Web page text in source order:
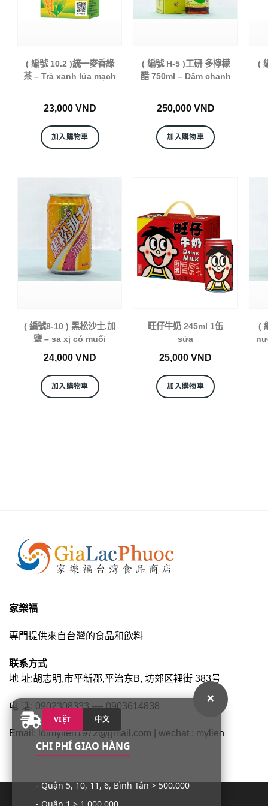
×
VIỆT 中文
CHI PHÍ GIAO HÀNG
- Quận 5, 10, 11, 6, Bình Tân > 500.000
( 編號 10.2 )統一麥香綠
茶 – Trà xanh lúa mạch
23,000 VND
加入購物車
( 編號 H-5 )工研 多檸檬
醋 750ml – Dấm chanh
250,000 VND
加入購物車
(
( 編號8-10 ) 黑松沙士,加
鹽 – sa xị có muối
24,000 VND
加入購物車
旺仔牛奶 245ml 1缶
sửa
25,000VND
加入購物車
(
家樂福
專門提供來自台灣的食品和飲料
联系方式
地 址:胡志明,市平新郡,平治东B, 坊郊区裡街 383号
电 话: 0902308333 ---- 0903614838
Email: loimylien1972@gmail.com | wechat : mylien